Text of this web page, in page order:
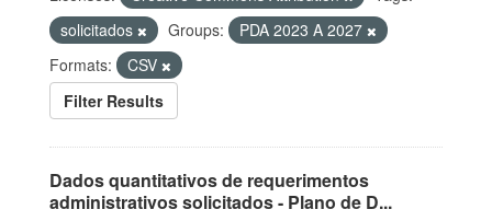
solicitados
Groups:
PDA 2023 A 2027
Formats:
CSV
Filter Results
Dados quantitativos de requerimentos
administrativos solicitados - Plano de D...